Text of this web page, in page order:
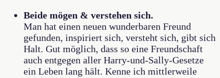
Beide mögen & verstehen sich.
Man hat einen neuen wunderbaren Freund
gefunden, inspiriert sich, versteht sich, gibt sich
Halt. Gut möglich, dass so eine Freundschaft
auch entgegen aller Harry-und-Sally-Gesetze
ein Leben lang hält. Kenne ich mittlerweile